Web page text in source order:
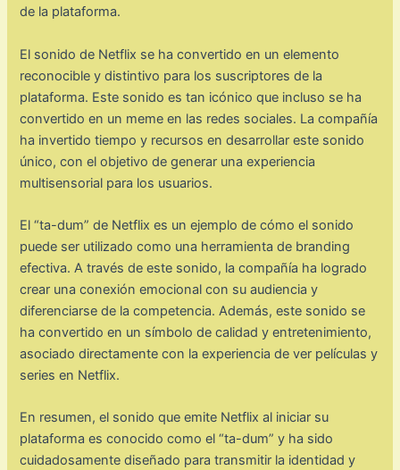
de la plataforma.
El sonido de Netflix se ha convertido en un elemento
reconocible y distintivo para los suscriptores de la
plataforma. Este sonido es tan icónico que incluso se ha
convertido en un meme en las redes sociales. La compañía
ha invertido tiempo y recursos en desarrollar este sonido
único, con el objetivo de generar una experiencia
multisensorial para los usuarios.
El “ta-dum” de Netflix es un ejemplo de cómo el sonido
puede ser utilizado como una herramienta de branding
efectiva. A través de este sonido, la compañía ha logrado
crear una conexión emocional con su audiencia y
diferenciarse de la competencia. Además, este sonido se
ha convertido en un símbolo de calidad y entretenimiento,
asociado directamente con la experiencia de ver películas y
series en Netflix.
En resumen, el sonido que emite Netflix al iniciar su
plataforma es conocido como el “ta-dum” y ha sido
cuidadosamente diseñado para transmitir la identidad y